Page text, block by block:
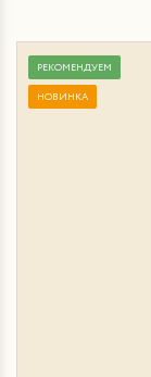
РЕКОМЕНДУЕМ
НОВИНКА